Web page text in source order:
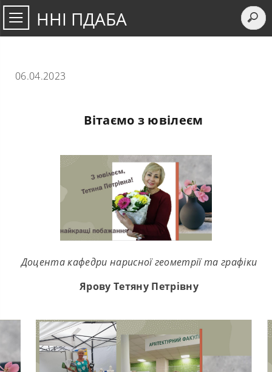
ННІ ПДАБА
06.04.2023
Вітаємо з ювілеєм
Доцента кафедри нарисної геометрії та графіки
Ярову Тетяну Петрівну